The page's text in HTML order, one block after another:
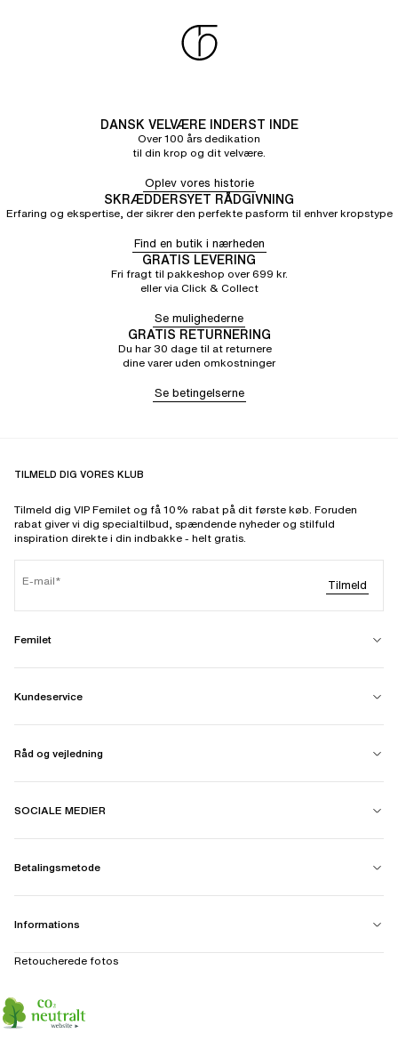
DANSK VELVÆRE INDERST INDE
Over 100 års dedikation
til din krop og dit velvære.
Oplev vores historie
SKRÆDDERSYET RÅDGIVNING
Erfaring og ekspertise, der sikrer den perfekte pasform til enhver kropstype
Find en butik i nærheden
GRATIS LEVERING
Fri fragt til pakkeshop over 699 kr.
eller via Click & Collect
Se mulighederne
GRATIS RETURNERING
Du har 30 dage til at returnere
dine varer uden omkostninger
Se betingelserne
TILMELD DIG VORES KLUB
Tilmeld dig VIP Femilet og få 10% rabat på dit første køb. Foruden
rabat giver vi dig specialtilbud, spændende nyheder og stilfuld
inspiration direkte i din indbakke - helt gratis.
E-mail Tilmeld
Femilet
Kundeservice
Råd og vejledning
SOCIALE MEDIER
Betalingsmetode
Informations
Retoucherede fotos